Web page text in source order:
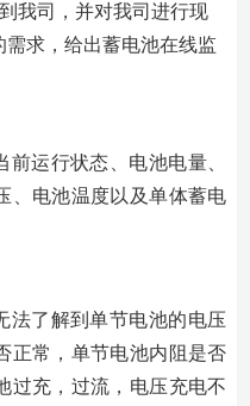
我司，并对我司进行现
求，给出蓄电池在线监
运行状态、电池电量、
、电池温度以及单体蓄电
法了解到单节电池的电压
正常，单节电池内阻是否
过充，过流，电压充电不